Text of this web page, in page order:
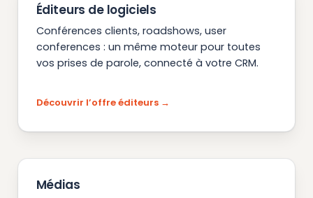
Éditeurs de logiciels
Conférences clients, roadshows, user
conferences : un même moteur pour toutes
vos prises de parole, connecté à votre CRM.
Découvrir l’offre éditeurs
Médias